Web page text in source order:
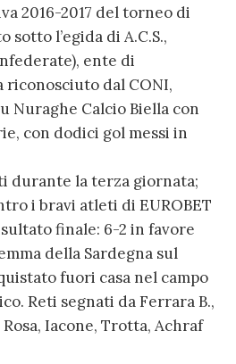
2016-2017 del torneo di
sotto l’egida di A.C.S.,
ente di
riconosciuto dal CONI,
Nuraghe Calcio Biella con
con dodici gol messi in
durante la terza giornata;
i bravi atleti di EUROBET
finale: 6-2 in favore
della Sardegna sul
fuori casa nel campo
Reti segnati da Ferrara B.,
Iacone, Trotta, Achraf